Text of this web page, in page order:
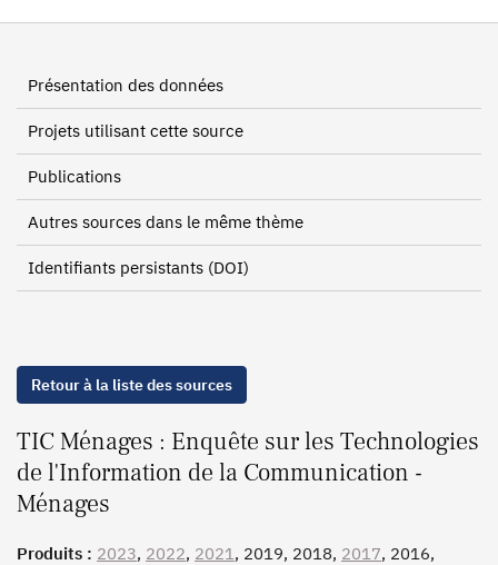
Présentation des données
Projets utilisant cette source
Publications
Autres sources dans le même thème
Identifiants persistants (DOI)
Retour à la liste des sources
TIC Ménages : Enquête sur les Technologies
de l'Information de la Communication -
Ménages
Produits : 2023, 2022, 2021, 2019, 2018, 2017, 2016,